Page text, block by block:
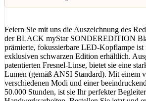
Feiern Sie mit uns die Auszeichnung des
der BLACK myStar SONDEREDITION
prämierte, fokussierbare LED-Kopflampe ist
exklusiven schwarzen Edition erhältlich.
patentierten Fresnel-Linse, bietet sie eine
Lumen (gemäß ANSI Standard). Mit einem
verschiedenen Modi und einer
50.000 Stunden, ist sie Ihr perfekter